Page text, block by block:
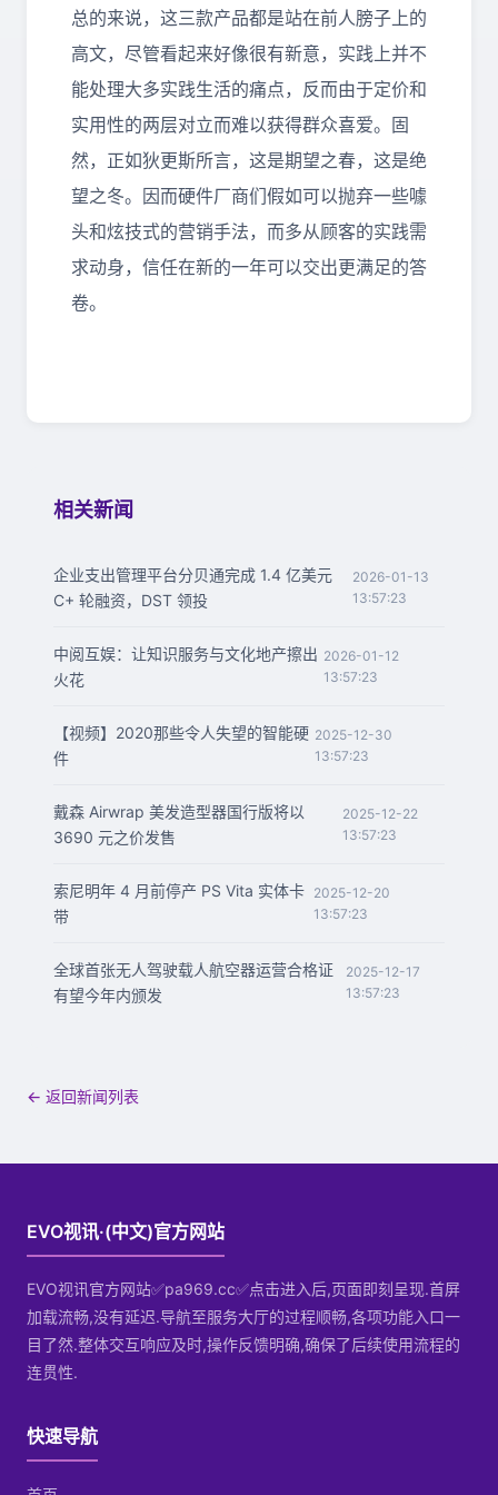
总的来说，这三款产品都是站在前人膀子上的
高文，尽管看起来好像很有新意，实践上并不
能处理大多实践生活的痛点，反而由于定价和
实用性的两层对立而难以获得群众喜爱。固
然，正如狄更斯所言，这是期望之春，这是绝
望之冬。因而硬件厂商们假如可以抛弃一些噱
头和炫技式的营销手法，而多从顾客的实践需
求动身，信任在新的一年可以交出更满足的答
卷。
相关新闻
企业支出管理平台分贝通完成 1.4 亿美元
C+ 轮融资，DST 领投
2026-01-13
13:57:23
中阅互娱：让知识服务与文化地产擦出
火花
2026-01-12
13:57:23
【视频】2020那些令人失望的智能硬
件
2025-12-30
13:57:23
戴森 Airwrap 美发造型器国行版将以
3690 元之价发售
2025-12-22
13:57:23
索尼明年 4 月前停产 PS Vita 实体卡
带
2025-12-20
13:57:23
全球首张无人驾驶载人航空器运营合格证
有望今年内颁发
2025-12-17
13:57:23
← 返回新闻列表
EVO视讯·(中文)官方网站
EVO视讯官方网站✅pa969.cc✅点击进入后,页面即刻呈现.首屏
加载流畅,没有延迟.导航至服务大厅的过程顺畅,各项功能入口一
目了然.整体交互响应及时,操作反馈明确,确保了后续使用流程的
连贯性.
快速导航